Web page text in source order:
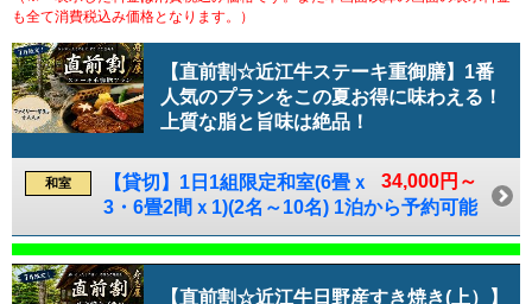
も全て消費税込み価格となります。）
【直前割☆近江牛ステーキ重御膳】1番
人気のプランをこの夏お得に味わえる！
上質な脂と旨味は絶品！
34,000円～
和室
【貸切】1日1組限定和室(6畳ｘ
3・6畳2間ｘ1)(2名～10名) 1泊から予約可能
【直前割☆近江牛日野産すき焼き(上）】